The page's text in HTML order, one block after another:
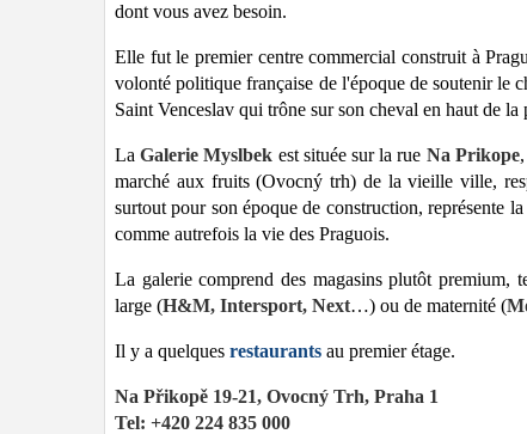
dont vous avez besoin.
Elle fut le premier centre commercial construit à
volonté politique française de l'époque de soutenir le
Saint Venceslav qui trône sur son cheval en haut de la
LaGalerie Myslbek est située sur la rue Na Prikope
marché aux fruits (Ovocný trh) de la vieille ville,
surtout pour son époque de construction, représente
comme autrefois la vie des Praguois.
La galerie comprend des magasins plutôt premium,
large (H&M, Intersport, Next…) ou de maternité (
Il y a quelques restaurants au premier étage.
Na Přikopě 19-21, Ovocný Trh, Praha 1
Tel: +420 224 835 000